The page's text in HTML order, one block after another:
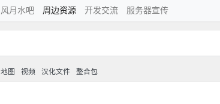
风月水吧 周边资源 开发交流 服务器宣传
地图 视频 汉化文件 整合包